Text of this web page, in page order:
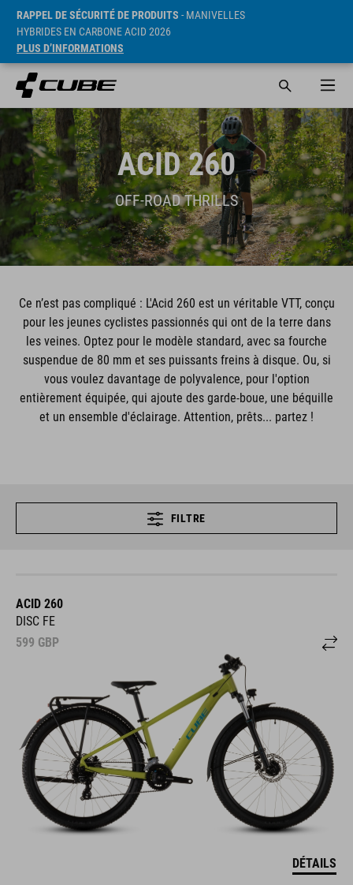
RAPPEL DE SÉCURITÉ DE PRODUITS - MANIVELLES
HYBRIDES EN CARBONE ACID 2026
PLUS D’INFORMATIONS
ACID 260
OFF-ROAD THRILLS
Ce n’est pas compliqué : L'Acid 260 est un véritable VTT, conçu
pour les jeunes cyclistes passionnés qui ont de la terre dans
les veines. Optez pour le modèle standard, avec sa fourche
suspendue de 80 mm et ses puissants freins à disque. Ou, si
vous voulez davantage de polyvalence, pour l'option
entièrement équipée, qui ajoute des garde-boue, une béquille
et un ensemble d'éclairage. Attention, prêts... partez !
FILTRE
ACID 260
DISC FE
599 GBP
DÉTAILS